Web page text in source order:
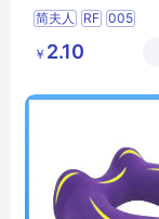
枕
简夫人 RF 005
￥ 2.10